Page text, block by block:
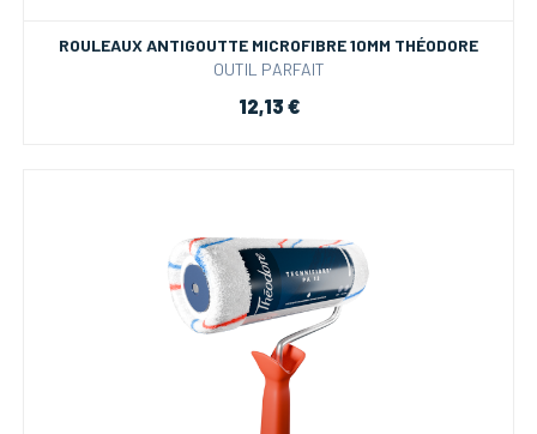
ROULEAUX ANTIGOUTTE MICROFIBRE 10MM THÉODORE
OUTIL PARFAIT
12,13 €